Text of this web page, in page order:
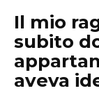
Il mio
subito
aveva